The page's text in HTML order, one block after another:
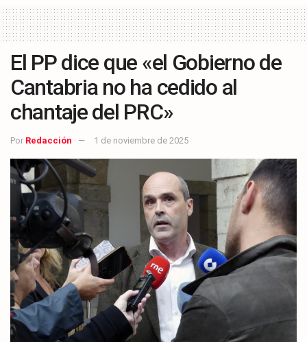
El PP dice que «el Gobierno de
Cantabria no ha cedido al
chantaje del PRC»
Por Redacción 1 de noviembre de 2025